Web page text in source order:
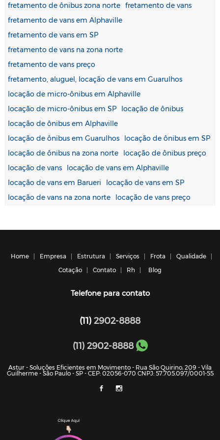
fretamento de ônibus zona norte fretamento de vans
fretamento de vans em Alphaville
fretamento de vans em SP
fretamento de vans na zona norte
fretamento de vans preço
fretamento, aluguel, locação de vans em Guarulhos
locação de micro-ônibus em Alphaville
locação de micro-ônibus em SP
locação de ônibus
locação de ônibus em Alphaville
locação de ônibus em Guarulhos
locação de ônibus em SP
locação de ônibus na zona norte
locação de ônibus preço
locação de vans
locação de vans em Alphaville
locação de vans em Barueri
locação de vans em SP
locação de vans na zona norte
locação de vans preço
Home Empresa Estrutura Serviços Frota
Qualidade
Cotação
Contato Rh Blog
Telefone para contato
(11) 2902-8888
(11) 2902-8888
Astur - Soluções Eficientes em Movimento - Rua São Quirino, 209 - Vila
Guilherme - São Paulo - SP - CEP: 02056-070 CNPJ: 57.705.097/0001-55